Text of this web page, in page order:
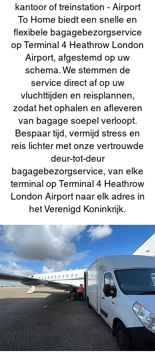
kantoor of treinstation - Airport
To Home biedt een snelle en
flexibele bagagebezorgservice
op Terminal 4 Heathrow London
Airport, afgestemd op uw
schema. We stemmen de
service direct af op uw
vluchttijden en reisplannen,
zodat het ophalen en afleveren
van bagage soepel verloopt.
Bespaar tijd, vermijd stress en
reis lichter met onze vertrouwde
deur-tot-deur
bagagebezorgservice, van elke
terminal op Terminal 4 Heathrow
London Airport naar elk adres in
het Verenigd Koninkrijk.